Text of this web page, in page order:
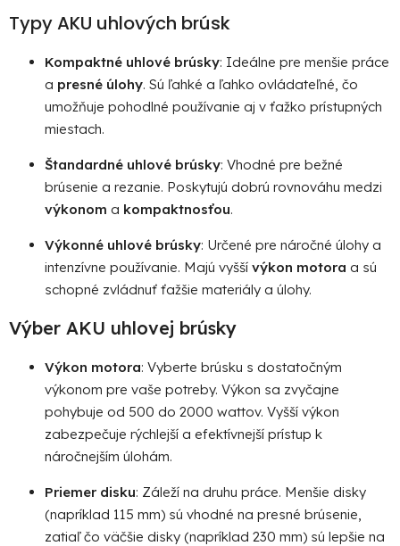
ý
i
s
u
Typy AKU uhlových brúsk
Kompaktné uhlové brúsky: Ideálne pre menšie práce
a presné úlohy. Sú ľahké a ľahko ovládateľné, čo
umožňuje pohodlné používanie aj v ťažko prístupných
miestach.
Štandardné uhlové brúsky: Vhodné pre bežné
brúsenie a rezanie. Poskytujú dobrú rovnováhu medzi
výkonom a kompaktnosťou.
Výkonné uhlové brúsky: Určené pre náročné úlohy a
intenzívne používanie. Majú vyšší výkon motora a sú
schopné zvládnuť ťažšie materiály a úlohy.
Výber AKU uhlovej brúsky
Výkon motora: Vyberte brúsku s dostatočným
výkonom pre vaše potreby. Výkon sa zvyčajne
pohybuje od 500 do 2000 wattov. Vyšší výkon
zabezpečuje rýchlejší a efektívnejší prístup k
náročnejším úlohám.
Priemer disku: Záleží na druhu práce. Menšie disky
(napríklad 115 mm) sú vhodné na presné brúsenie,
zatiaľ čo väčšie disky (napríklad 230 mm) sú lepšie na